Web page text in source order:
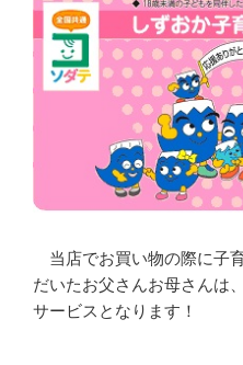
当店でお買い物の際に子
だいたお父さんお母さんは
サービスとなります！